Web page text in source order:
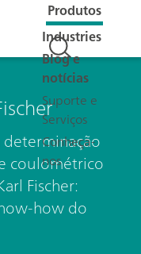
Produtos
Industries
Blog e
notícias
Suporte e
Serviços
Conheça-
nos
coulométrico
Fischer:
how do